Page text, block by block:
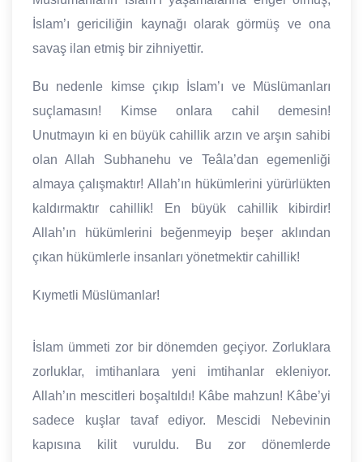
İslam’ı gericiliğin kaynağı olarak görmüş ve ona
savaş ilan etmiş bir zihniyettir.
Bu nedenle kimse çıkıp İslam’ı ve Müslümanları
suçlamasın! Kimse onlara cahil demesin!
Unutmayın ki en büyük cahillik arzın ve arşın sahibi
olan Allah Subhanehu ve Teâla’dan egemenliği
almaya çalışmaktır! Allah’ın hükümlerini yürürlükten
kaldırmaktır cahillik! En büyük cahillik kibirdir!
Allah’ın hükümlerini beğenmeyip beşer aklından
çıkan hükümlerle insanları yönetmektir cahillik!
Kıymetli Müslümanlar!
İslam ümmeti zor bir dönemden geçiyor. Zorluklara
zorluklar, imtihanlara yeni imtihanlar ekleniyor.
Allah’ın mescitleri boşaltıldı! Kâbe mahzun! Kâbe’yi
sadece kuşlar tavaf ediyor. Mescidi Nebevinin
kapısına kilit vuruldu. Bu zor dönemlerde